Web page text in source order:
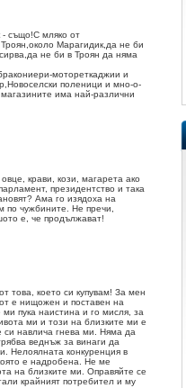
- също!С мляко от
Марагидик,да не би
не би в Троян да няма
мотореткаджии и
поленици и мно-о-
има най-различни
крави, кози, магарета ако
президентство и така
Ама го изядоха на
по чужбините. Не пречи,
е, че продължават!
това, което си купувам! За мен
е нищожен и поставен на
пука наистина и го мисля, за
ми и този на близките ми е
си навлича гнева ми. Няма да
веднъж за винаги да
Нелоялната конкуренция в
е надробена. Не ме
на близките ми. Оправяйте се
крайният потребител и му